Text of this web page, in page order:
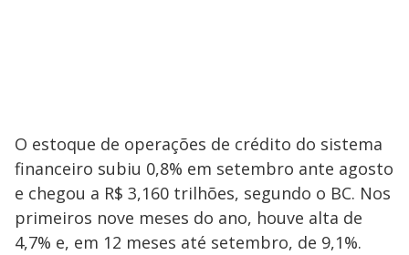
O estoque de operações de crédito do sistema
financeiro subiu 0,8% em setembro ante agosto
e chegou a R$ 3,160 trilhões, segundo o BC. Nos
primeiros nove meses do ano, houve alta de
4,7% e, em 12 meses até setembro, de 9,1%.